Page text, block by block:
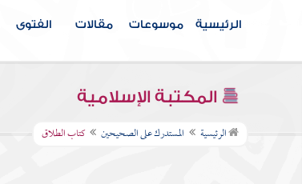
الرئيسية موسوعات مقالات الفتوى
المكتبة الإسلامية
الرئيسية المستدرك على الصحيحين كتاب الطلاق
كتاب قسم الفيء
كتاب قتال أهل البغي وهو آخر الجهاد
كتاب النكاح
كتاب الطلاق